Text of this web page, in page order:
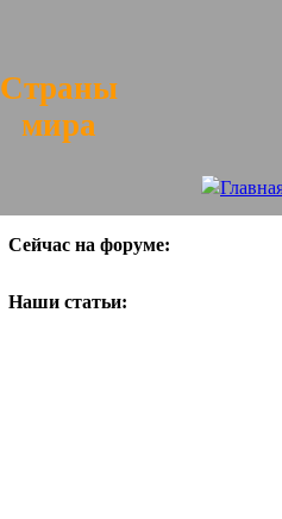
Страны
мира
Сейчас на форуме:
Наши статьи: